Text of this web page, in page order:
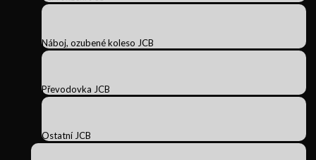
Náboj, ozubené koleso JCB
Převodovka JCB
Ostatní JCB